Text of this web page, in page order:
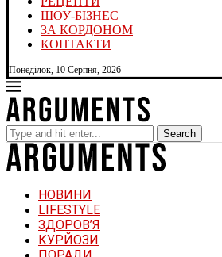
ШОУ-БІЗНЕС
ЗА КОРДОНОМ
КОНТАКТИ
Понеділок, 10 Серпня, 2026
Search
НОВИНИ
LIFESTYLE
ЗДОРОВ’Я
КУРЙОЗИ